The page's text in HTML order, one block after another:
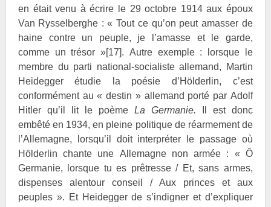
en était venu à écrire le 29 octobre 1914 aux époux
Van Rysselberghe : « Tout ce qu’on peut amasser de
haine contre un peuple, je l’amasse et le garde,
comme un trésor »[17]. Autre exemple : lorsque le
membre du parti national-socialiste allemand, Martin
Heidegger étudie la poésie d’Hölderlin, c’est
conformément au « destin » allemand porté par Adolf
Hitler qu’il lit le poème La Germanie.
Il est donc
embêté en 1934, en pleine politique de réarmement de
l’Allemagne, lorsqu’il doit interpréter le passage où
Hölderlin chante une Allemagne non armée : « Ô
Germanie, lorsque tu es prêtresse / Et, sans armes,
dispenses alentour conseil / Aux princes et aux
peuples ». Et Heidegger de s’indigner et d’expliquer